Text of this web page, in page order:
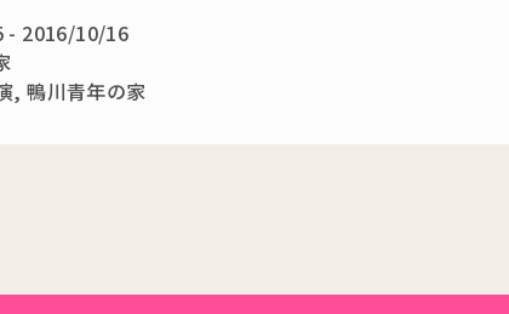
- 2016/10/16
,鴨川青年の家